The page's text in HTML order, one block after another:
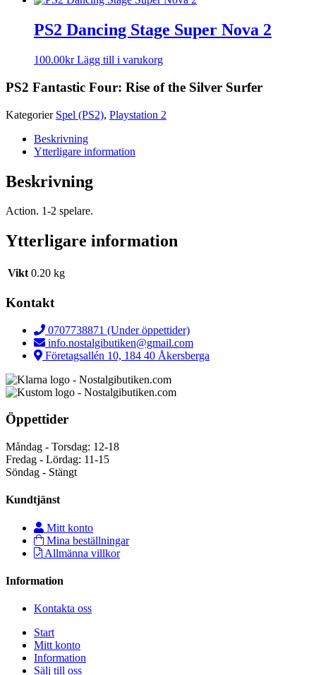
PS2 Dancing Stage Super Nova 2
100.00kr Lägg till i varukorg
PS2 Fantastic Four: Rise of the Silver Surfer
Kategorier Spel (PS2), Playstation 2
Beskrivning
Ytterligare information
Beskrivning
Action. 1-2 spelare.
Ytterligare information
Vikt 0.20 kg
Kontakt
0707738871 (Under öppettider)
info.nostalgibutiken@gmail.com
Företagsallén 10, 184 40 Åkersberga
Öppettider
Måndag - Torsdag: 12-18
Fredag - Lördag: 11-15
Söndag - Stängt
Kundtjänst
Mitt konto
Mina beställningar
Allmänna villkor
Information
Kontakta oss
Start
Mitt konto
Information
Sälj till oss